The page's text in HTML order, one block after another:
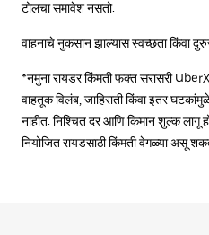
टोलचा समावेश नसतो.
वाहनाचे नुकसान झाल्यास स्वच्छता किंवा
*नमुना रायडर किंमती फक्त सरासरी
वाहतूक विलंब, जाहिराती किंवा इतर
नाहीत. निश्चित दर आणि किमान शुल्क लागू
नियोजित रायडसाठी किंमती वेगळ्या असू